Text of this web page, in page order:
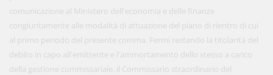
comunicazione al Ministero dell'economia e delle finanze
congiuntamente alle modalità di attuazione del piano di rientro di cui
al primo periodo del presente comma. Fermi restando la titolarità del
debito in capo all'emittente e l'ammortamento dello stesso a carico
della gestione commissariale, il Commissario straordinario del